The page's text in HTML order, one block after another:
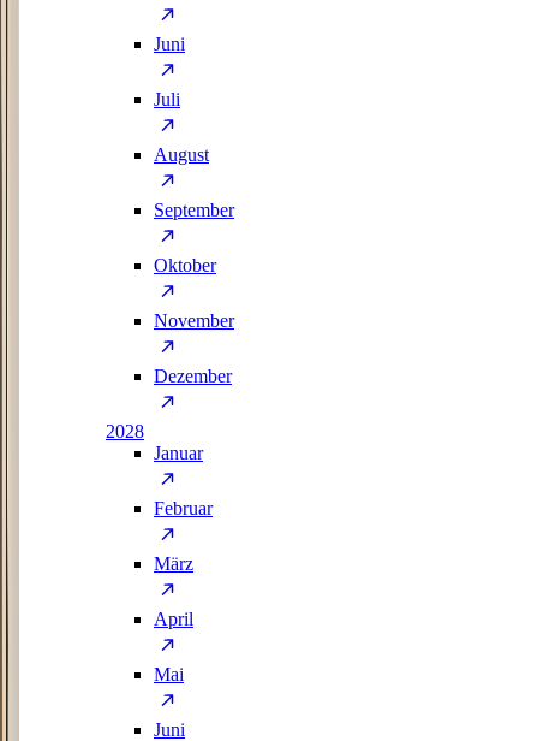
Juni
Juli
August
September
Oktober
November
Dezember
2028
Januar
Februar
März
April
Mai
Juni